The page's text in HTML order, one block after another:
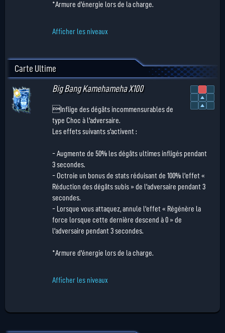
*Armure d'énergie lors de la charge.
Afficher les niveaux
Carte Ultime
Big Bang Kamehameha X100
Inflige des dégâts incommensurables de
type Choc à l'adversaire.
Les effets suivants s'activent :
- Augmente de 50% les dégâts ultimes infligés pendant
3 secondes.
- Octroie un bonus de stats réduisant de 100% l'effet «
Réduction des dégâts subis » de l'adversaire pendant 3
secondes.
- Lorsque vous attaquez, annule l'effet « Régénère la
force lorsque cette dernière descend à 0 » de
l'adversaire pendant 3 secondes.
*Armure d'énergie lors de la charge.
Afficher les niveaux